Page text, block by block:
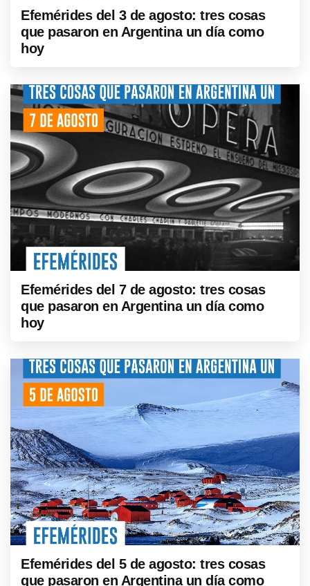
Efemérides del 3 de agosto: tres cosas
que pasaron en Argentina un día como
hoy
Efemérides del 7 de agosto: tres cosas
que pasaron en Argentina un día como
hoy
Efemérides del 5 de agosto: tres cosas
que pasaron en Argentina un día como